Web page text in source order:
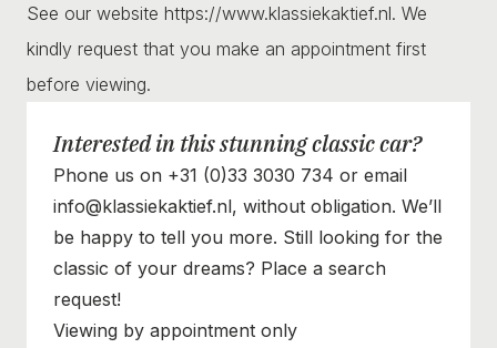
See our website https://www.klassiekaktief.nl. We
kindly request that you make an appointment first
before viewing.
Interested in this stunning classic car?
Phone us on +31 (0)33 3030 734 or email
info@klassiekaktief.nl, without obligation. We’ll
be happy to tell you more. Still looking for the
classic of your dreams? Place a search
request!
Viewing by appointment only